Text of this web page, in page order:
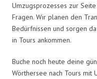
Umzugsprozesses zur
Fragen. Wir planen den
Bedürfnissen und sorgen
in Tours ankommen.
Buche noch heute deine
Wörthersee nach Tours mit